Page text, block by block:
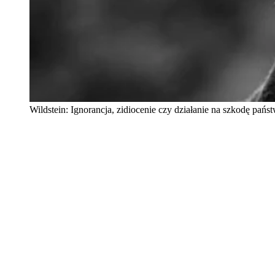
Wildstein: Ignorancja, zidiocenie czy działanie na szkodę